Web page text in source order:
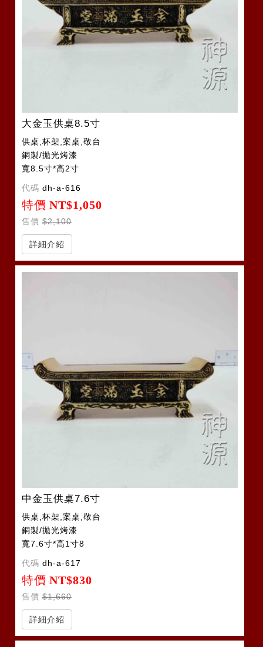
大金玉供桌8.5寸
供桌,杯架,案桌,敬台
銅製/拋光烤漆
寬8.5寸*高2寸
代碼 dh-a-616
特價 NT$1,050
售價 $2,100
詳細介紹
中金玉供桌7.6寸
供桌,杯架,案桌,敬台
銅製/拋光烤漆
寬7.6寸*高1寸8
代碼 dh-a-617
特價 NT$830
售價 $1,660
詳細介紹